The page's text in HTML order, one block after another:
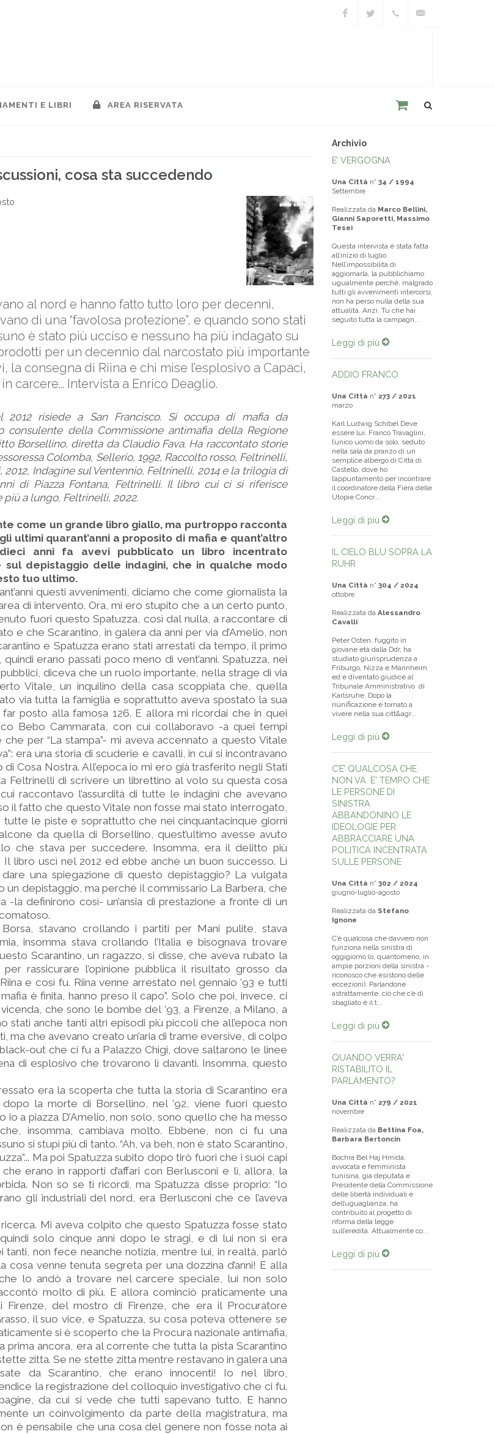
E LIBRI AREA RISERVATA
cosa sta succedendo
al nord e hanno fatto tutto loro per decenni,
di una “favolosa protezione”, e quando sono stati
è stato più ucciso e nessuno ha più indagato su
per un decennio dal narcostato più importante
la consegna di Riina e chi mise l’esplosivo a Capaci,
carcere... Intervista a Enrico Deaglio.
2012 risiede a San Francisco. Si occupa di mafia da
consulente della Commissione antimafia della Regione
Borsellino, diretta da Claudio Fava. Ha raccontato storie
Colomba, Sellerio, 1992, Raccolto rosso, Feltrinelli,
Indagine sul Ventennio, Feltrinelli, 2014 e la trilogia di
di Piazza Fontana, Feltrinelli. Il libro cui ci si riferisce
più a lungo, Feltrinelli, 2022.
come un grande libro giallo, ma purtroppo racconta
ultimi quarant’anni a proposito di mafia e quant’altro
anni fa avevi pubblicato un libro incentrato
sul depistaggio delle indagini, che in qualche modo
tuo ultimo.
questi avvenimenti, diciamo che come giornalista la
di intervento. Ora, mi ero stupito che a un certo punto,
fuori questo Spatuzza, così dal nulla, a raccontare di
e che Scarantino, in galera da anni per via d’Amelio, non
e Spatuzza erano stati arrestati da tempo, il primo
erano passati poco meno di vent’anni. Spatuzza, nei
diceva che un ruolo importante, nella strage di via
Vitale, un inquilino della casa scoppiata che, quella
via tutta la famiglia e soprattutto aveva spostato la sua
posto alla famosa 126. E allora mi ricordai che in quei
Bebo Cammarata, con cui collaboravo -a quei tempi
per “La stampa”- mi aveva accennato a questo Vitale
era una storia di scuderie e cavalli, in cui si incontravano
Cosa Nostra. All’epoca io mi ero già trasferito negli Stati
Feltrinelli di scrivere un librettino al volo su questa cosa
raccontavo l’assurdità di tutte le indagini che avevano
il fatto che questo Vitale non fosse mai stato interrogato,
le piste e soprattutto che nei cinquantacinque giorni
da quella di Borsellino, quest’ultimo avesse avuto
che stava per succedere. Insomma, era il delitto più
libro uscì nel 2012 ed ebbe anche un buon successo. Lì
una spiegazione di questo depistaggio? La vulgata
un depistaggio, ma perché il commissario La Barbera, che
-la definirono così- un’ansia di prestazione a fronte di un
stavano crollando i partiti per Mani pulite, stava
insomma stava crollando l’Italia e bisognava trovare
Scarantino, un ragazzo, si disse, che aveva rubato la
rassicurare l’opinione pubblica il risultato grosso da
e così fu. Riina venne arrestato nel gennaio ’93 e tutti
è finita, hanno preso il capo”. Solo che poi, invece, ci
che sono le bombe del ’93, a Firenze, a Milano, a
stati anche tanti altri episodi più piccoli che all’epoca non
ma che avevano creato un’aria di trame eversive, di colpo
out che ci fu a Palazzo Chigi, dove saltarono le linee
di esplosivo che trovarono lì davanti. Insomma, questo
era la scoperta che tutta la storia di Scarantino era
dopo la morte di Borsellino, nel ’92, viene fuori questo
io a piazza D’Amelio, non solo, sono quello che ha messo
insomma, cambiava molto. Ebbene, non ci fu una
si stupì più di tanto. “Ah, va beh, non è stato Scarantino,
Ma poi Spatuzza subito dopo tirò fuori che i suoi capi
erano in rapporti d’affari con Berlusconi e lì, allora, la
Non so se ti ricordi, ma Spatuzza disse proprio: “Io
gli industriali del nord, era Berlusconi che ce l’aveva
Mi aveva colpito che questo Spatuzza fosse stato
solo cinque anni dopo le stragi, e di lui non si era
tanti, non fece neanche notizia, mentre lui, in ­realtà, parlò
cosa venne tenuta segreta per una dozzina d’anni! E alla
che lo andò a trovare nel carcere speciale, lui non solo
molto di più. E allora cominciò praticamente una
Firenze, del mostro di Firenze, che era il Procuratore
il suo vice, e Spatuzza, su cosa poteva ottenere se
si è scoperto che la Procura nazionale antimafia,
prima ancora, era al corrente che tutta la pista Scarantino
zitta. Se ne stette zitta mentre restavano in galera una
da Scarantino, che erano innocenti! Io nel libro,
la registrazione del colloquio investigativo che ci fu.
da cui si vede che tutti sapevano tutto. E hanno
un coinvolgimento da parte della magistratura, ma
è pensabile che una cosa del genere non fosse nota ai
Archivio
E’ VERGOGNA
Una Città n° 34 / 1994
Settembre
Realizzata da Marco Bellini,
Gianni Saporetti, Massimo
Tesei
Questa intervista è stata fatta
all’inizio di luglio.
Nell’impossibilità di
aggiornarla, la pubblichiamo
ugualmente perché, malgrado
tutti gli avvenimenti intercorsi,
non ha perso nulla della sua
attualità. Anzi. Tu che hai
seguito tutta la campagn...
Leggi di più
ADDIO FRANCO
Una Città n° 273 / 2021
marzo
Karl Ludwig Schibel Deve
essere lui, Franco Travaglini,
l’unico uomo da solo, seduto
nella sala da pranzo di un
semplice albergo di Città di
Castello, dove ho
l’appuntamento per incontrare
il coordinatore della Fiera delle
Utopie Concr...
Leggi di più
IL CIELO BLU SOPRA LA
RUHR
Una Città n° 304 / 2024
ottobre
Realizzata da Alessandro
Cavalli
Peter Osten, fuggito in
giovane età dalla Ddr, ha
studiato giurisprudenza a
Friburgo, Nizza e Mannheim
ed è diventato giudice al
Tribunale Amministrativo di
Karlsruhe. Dopo la
riunificazione è tornato a
vivere nella sua citt&agr...
Leggi di più
C’E’ QUALCOSA CHE
NON VA. E' TEMPO CHE
LE PERSONE DI
SINISTRA
ABBANDONINO LE
IDEOLOGIE PER
ABBRACCIARE UNA
POLITICA INCENTRATA
SULLE PERSONE
Una Città n° 302 / 2024
giugno-luglio-agosto
Realizzata da Stefano
Ignone
C’è qualcosa che davvero non
funziona nella sinistra di
oggigiorno (o, quantomeno, in
ampie porzioni della sinistra -
riconosco che esistono delle
eccezioni). Parlandone
astrattamente, ciò che c’è di
sbagliato è il t...
Leggi di più
QUANDO VERRA'
RISTABILITO IL
PARLAMENTO?
Una Città n° 279 / 2021
novembre
Realizzata da Bettina Foa,
Barbara Bertoncin
Bochra Bel Haj Hmida,
avvocata e femminista
tunisina, già deputata e
Presidente della Commissione
delle libertà individuali e
dell’uguaglianza, ha
contribuito al progetto di
riforma della legge
sull’eredità. Attualmente co...
Leggi di più